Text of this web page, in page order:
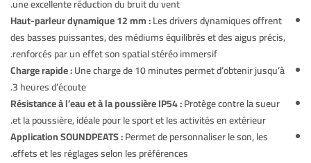
une excellente réduction du bruit du vent.
Haut-parleur dynamique 12 mm :Les drivers dynamiques offrent
des basses puissantes, des médiums équilibrés et des aigus précis,
renforcés par un effet son spatial stéréo immersif.
Charge rapide :Une charge de 10 minutes permet d’obtenir jusqu’à
3 heures d’écoute.
Résistance à l’eau et à la poussière IP54 :Protège contre la sueur
et la poussière, idéale pour le sport et les activités en extérieur.
Application SOUNDPEATS :Permet de personnaliser le son, les
effets et les réglages selon les préférences.